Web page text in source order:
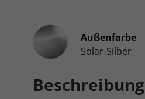
Außenfarbe
Solar-Silber
Beschreibung